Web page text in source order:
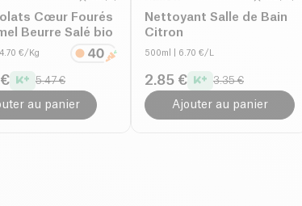
Cœur Fourés
Beurre Salé bio
€/Kg
5.47 €
au panier
Nettoyant Salle de Bain
Citron
500ml | 6.70 €/L
2.85 € 3.35 €
Ajouter au panier